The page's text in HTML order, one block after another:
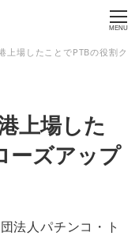
MENU
場したことでPTBの役割ク
上場した
ーズアップ
法人パチンコ・ト